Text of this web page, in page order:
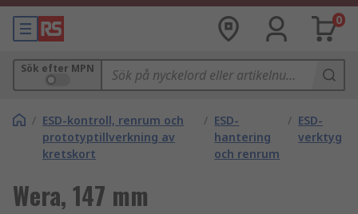
0
Sök efter MPN
/ ESD-kontroll, renrum och
prototyptillverkning av
kretskort
/ ESD-
hantering
och renrum
/ ESD-
verktyg
Wera, 147 mm